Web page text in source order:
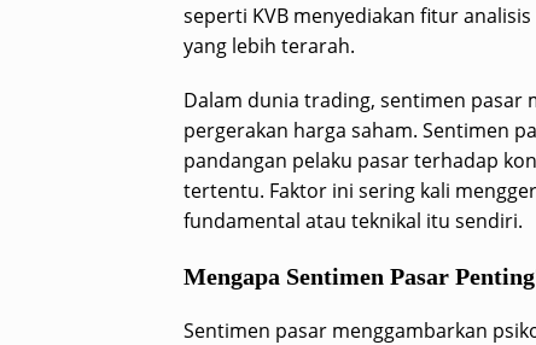
seperti KVB menyediakan fitur
yang lebih terarah.
Dalam dunia trading, sentimen pasar
pergerakan harga saham. Sentimen
pandangan pelaku pasar terhadap
tertentu. Faktor ini sering kali
fundamental atau teknikal itu sendiri.
Mengapa Sentimen Pasar
Sentimen pasar menggambarkan